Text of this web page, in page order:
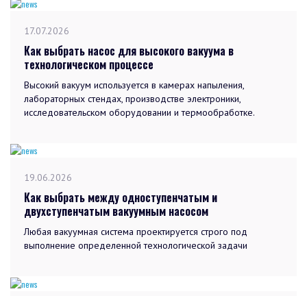
17.07.2026
Как выбрать насос для высокого вакуума в
технологическом процессе
Высокий вакуум используется в камерах напыления,
лабораторных стендах, производстве электроники,
исследовательском оборудовании и термообработке.
19.06.2026
Как выбрать между одноступенчатым и
двухступенчатым вакуумным насосом
Любая вакуумная система проектируется строго под
выполнение определенной технологической задачи